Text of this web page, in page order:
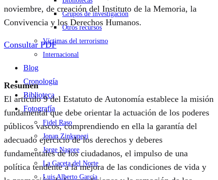
Grupos de investigación
Otros recursos
Víctimas del terrorismo
Internacional
Blog
Cronología
Biblioteca
Fotografía
Fidel Raso
Jonan Zinkunegi
Jorge Nagore
La Gaceta del Norte
Luis Alberto García
noviembre, de creación del Instituto de la Memoria, la
Convivencia y los Derechos Humanos.
Consultar PDF
Resumen
El artículo 9 del Estatuto de Autonomía establece la misión
fundamental que debe orientar la actuación de los poderes
públicos vascos, comprendiendo en ella la garantía del
adecuado ejercicio de los derechos y deberes
fundamentales de los ciudadanos, el impulso de una
política tendente a la mejora de las condiciones de vida y